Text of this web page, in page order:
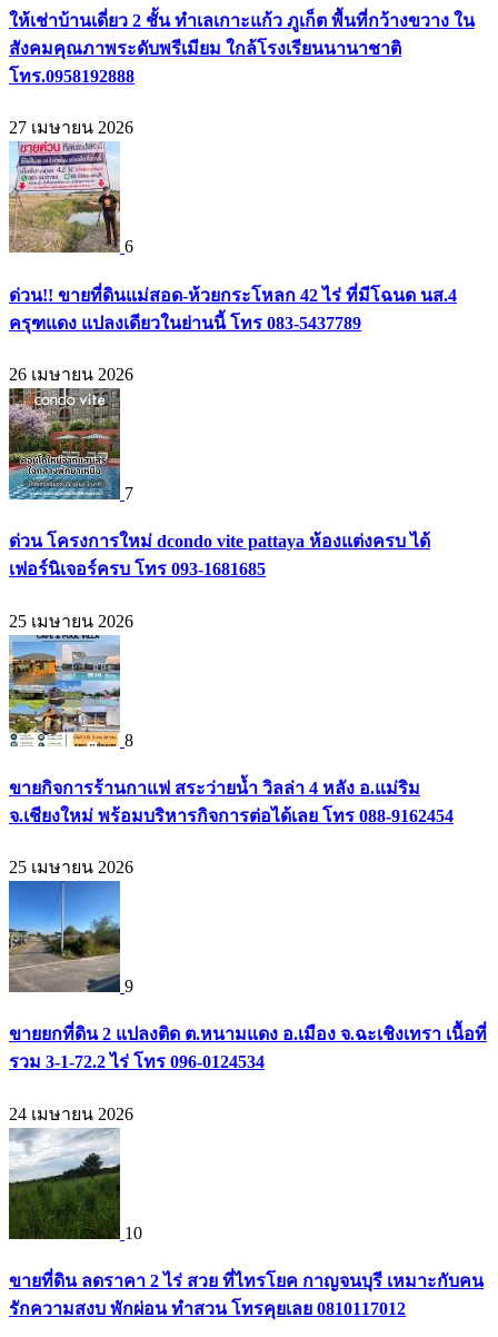
ให้เช่าบ้านเดี่ยว 2 ชั้น ทำเลเกาะแก้ว ภูเก็ต พื้นที่กว้างขวาง ใน
สังคมคุณภาพระดับพรีเมียม ใกล้โรงเรียนนานาชาติ
โทร.0958192888
27 เมษายน 2026
6
ด่วน!! ขายที่ดินแม่สอด-ห้วยกระโหลก 42 ไร่ ที่มีโฉนด นส.4
ครุฑแดง แปลงเดียวในย่านนี้ โทร 083-5437789
26 เมษายน 2026
7
ด่วน โครงการใหม่ dcondo vite pattaya ห้องแต่งครบ ได้
เฟอร์นิเจอร์ครบ โทร 093-1681685
25 เมษายน 2026
8
ขายกิจการร้านกาแฟ สระว่ายน้ำ วิลล่า 4 หลัง อ.แม่ริม
จ.เชียงใหม่ พร้อมบริหารกิจการต่อได้เลย โทร 088-9162454
25 เมษายน 2026
9
ขายยกที่ดิน 2 แปลงติด ต.หนามแดง อ.เมือง จ.ฉะเชิงเทรา เนื้อที่
รวม 3-1-72.2 ไร่ โทร 096-0124534
24 เมษายน 2026
10
ขายที่ดิน ลดราคา 2 ไร่ สวย ที่ไทรโยค กาญจนบุรี เหมาะกับคน
รักความสงบ พักผ่อน ทำสวน โทรคุยเลย 0810117012